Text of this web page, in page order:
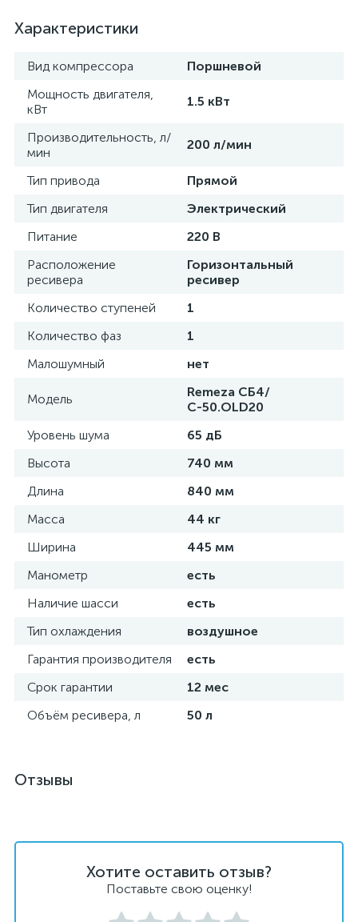
Характеристики
Вид компрессора
Поршневой
Мощность двигателя,
кВт
1.5 кВт
Производительность, л/
мин
200 л/мин
Тип привода
Прямой
Тип двигателя
Электрический
Питание
220 В
Расположение
ресивера
Горизонтальный
ресивер
Количество ступеней
1
Количество фаз
1
Малошумный
нет
Модель
Remeza СБ4/
С-50.OLD20
Уровень шума
65 дБ
Высота
740 мм
Длина
840 мм
Масса
44 кг
Ширина
445 мм
Манометр
есть
Наличие шасси
есть
Тип охлаждения
воздушное
Гарантия производителя
есть
Срок гарантии
12 мес
Объём ресивера, л
50 л
Отзывы
Хотите оставить отзыв?
Поставьте свою оценку!